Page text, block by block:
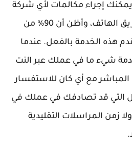
يمكنك إجراء مكالمات لأي شركة
توفر خدمة الدعم عن طريق الهاتف، وأظن أن 90% من
هذه الخدمة بالفعل. عندما
شيء ما في عملك عبر النت
مع أي كان للاستفسار
التي قد تصادفك في عملك في
زمن المراسلات التقليدية